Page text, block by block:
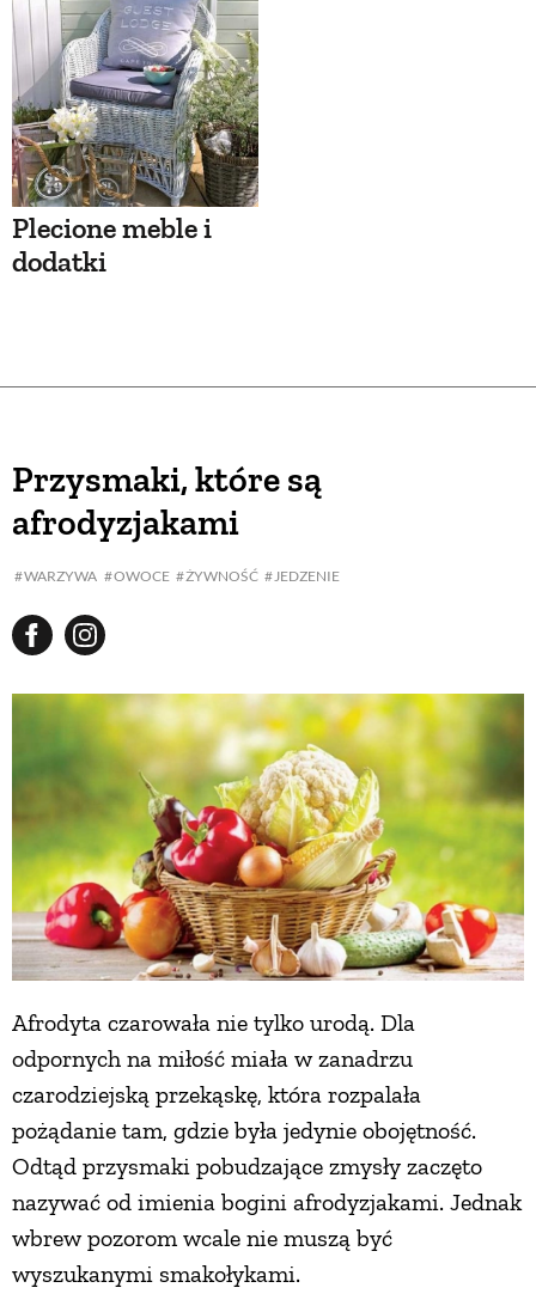
Plecione meble i
dodatki
Przysmaki, które są
afrodyzjakami
WARZYWA OWOCE ŻYWNOŚĆ JEDZENIE
Afrodyta czarowała nie tylko urodą. Dla
odpornych na miłość miała w zanadrzu
czarodziejską przekąskę, która rozpalała
pożądanie tam, gdzie była jedynie obojętność.
Odtąd przysmaki pobudzające zmysły zaczęto
nazywać od imienia bogini afrodyzjakami. Jednak
wbrew pozorom wcale nie muszą być
wyszukanymi smakołykami.